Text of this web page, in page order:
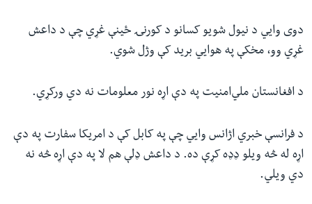
دوی وايي د نیول شویو کسانو د کورنۍ ځینې غړي چې د داعش
غړي وو، مخکې په هوايي برید کې وژل شوي.
د افغانستان ملي‌امنیت په دې اړه نور معلومات نه دي ورکړي.
د فرانسې خبري اژانس وايي چې په کابل کې د امریکا سفارت په دې
اړه له څه ویلو ډډه کړې ده. د داعش ډلې هم لا په دې اړه څه نه
دي ویلي.